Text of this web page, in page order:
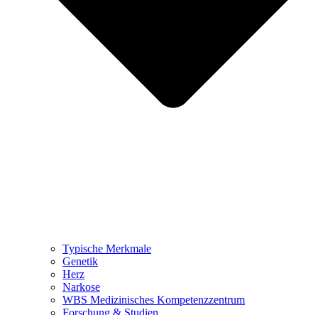
Typische Merkmale
Genetik
Herz
Narkose
WBS Medizinisches Kompetenzzentrum
Forschung & Studien